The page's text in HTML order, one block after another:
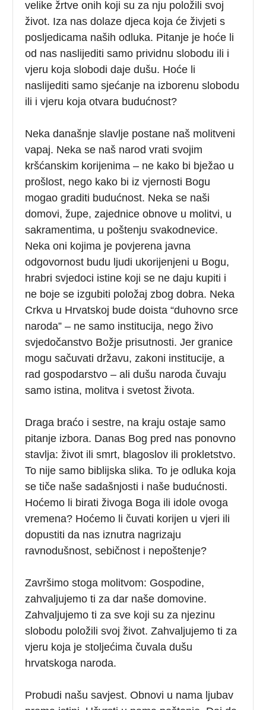
velike žrtve onih koji su za nju položili svoj
život. Iza nas dolaze djeca koja će živjeti s
posljedicama naših odluka. Pitanje je hoće li
od nas naslijediti samo prividnu slobodu ili i
vjeru koja slobodi daje dušu. Hoće li
naslijediti samo sjećanje na izborenu slobodu
ili i vjeru koja otvara budućnost?
Neka današnje slavlje postane naš molitveni
vapaj. Neka se naš narod vrati svojim
kršćanskim korijenima – ne kako bi bježao u
prošlost, nego kako bi iz vjernosti Bogu
mogao graditi budućnost. Neka se naši
domovi, župe, zajednice obnove u molitvi, u
sakramentima, u poštenju svakodnevice.
Neka oni kojima je povjerena javna
odgovornost budu ljudi ukorijenjeni u Bogu,
hrabri svjedoci istine koji se ne daju kupiti i
ne boje se izgubiti položaj zbog dobra. Neka
Crkva u Hrvatskoj bude doista “duhovno srce
naroda” – ne samo institucija, nego živo
svjedočanstvo Božje prisutnosti. Jer granice
mogu sačuvati državu, zakoni institucije, a
rad gospodarstvo – ali dušu naroda čuvaju
samo istina, molitva i svetost života.
Draga braćo i sestre, na kraju ostaje samo
pitanje izbora. Danas Bog pred nas ponovno
stavlja: život ili smrt, blagoslov ili prokletstvo.
To nije samo biblijska slika. To je odluka koja
se tiče naše sadašnjosti i naše budućnosti.
Hoćemo li birati živoga Boga ili idole ovoga
vremena? Hoćemo li čuvati korijen u vjeri ili
dopustiti da nas iznutra nagrizaju
ravnodušnost, sebičnost i nepoštenje?
Završimo stoga molitvom: Gospodine,
zahvaljujemo ti za dar naše domovine.
Zahvaljujemo ti za sve koji su za njezinu
slobodu položili svoj život. Zahvaljujemo ti za
vjeru koja je stoljećima čuvala dušu
hrvatskoga naroda.
Probudi našu savjest. Obnovi u nama ljubav